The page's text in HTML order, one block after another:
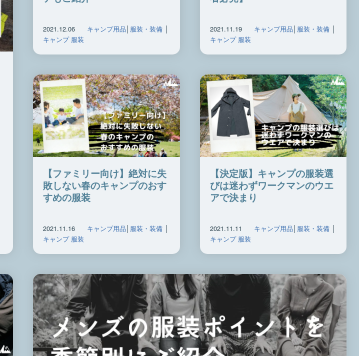
2021.12.06 キャンプ用品 │ 服装・装備 │
キャンプ 服装
2021.11.19 キャンプ用品 │ 服装・装備│
キャンプ 服装
【ファミリー向け】絶対に失
敗しない春のキャンプのおす
すめの服装
2021.11.16 キャンプ用品 服装・装備
キャンプ 服装
【決定版】キャンプの服装選
びは迷わずワークマンのウエ
アで決まり
2021.11.11 キャンプ用品 服装・装備│
キャンプ 服装